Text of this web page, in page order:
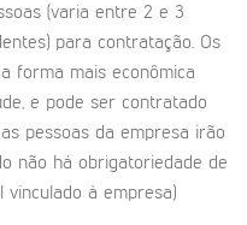
(varia entre 2 e 3
para contratação. Os
forma mais econômica
e pode ser contratado
pessoas da empresa irão
não há obrigatoriedade de
à empresa)